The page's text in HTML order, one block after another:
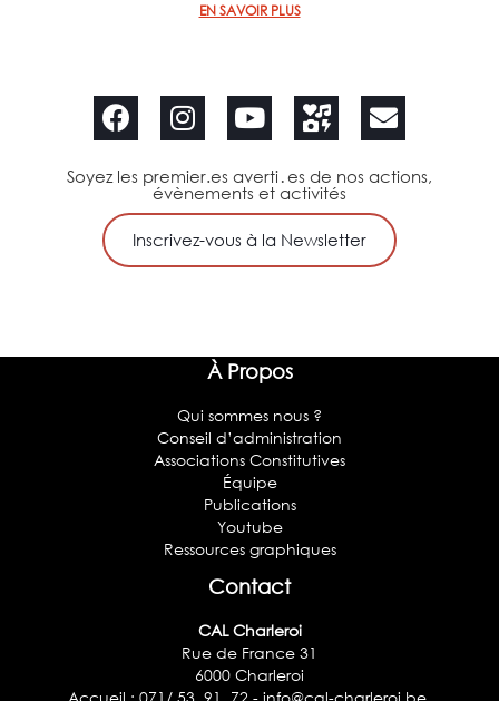
EN SAVOIR PLUS
Soyez les premier.es averti․es de nos actions,
évènements et activités
Inscrivez-vous à la Newsletter
À Propos
Qui sommes nous ?
Conseil d’administration
Associations Constitutives
Équipe
Publications
Youtube
Ressources graphiques
Contact
CAL Charleroi
Rue de France 31
6000 Charleroi